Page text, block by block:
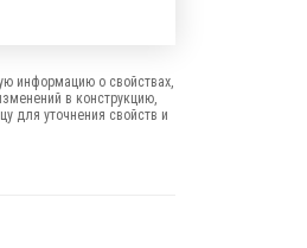
информацию о свойствах,
в конструкцию,
для уточнения свойств и